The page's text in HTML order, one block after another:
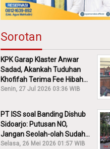
Sorotan
KPK Garap Klaster Anwar
Sadad, Akankah Tuduhan
Khofifah Terima Fee Hibah
30% Diusut?
Senin, 27 Jul 2026 03:36 WIB
PT ISS soal Banding Dishub
Sidoarjo: Putusan NO,
Jangan Seolah-olah Sudah
Menang!
Selasa, 26 Mei 2026 01:57 WIB